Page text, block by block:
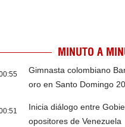
MINUTO A
Gimnasta colombiano
oro en Santo Domingo
Inicia diálogo entre
opositores de Venezuela